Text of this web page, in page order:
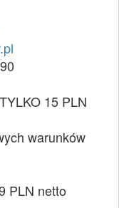
15 PLN
warunków
PLN netto